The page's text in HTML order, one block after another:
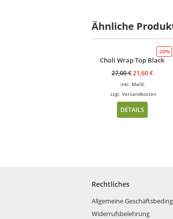
Ähnliche
-20%
Choli Wrap Top Black
27,00€21,60€
inkl. MwSt.
zzgl. Versandkosten
DETAILS
Rechtliches
Allgemeine
Widerrufsbelehrung